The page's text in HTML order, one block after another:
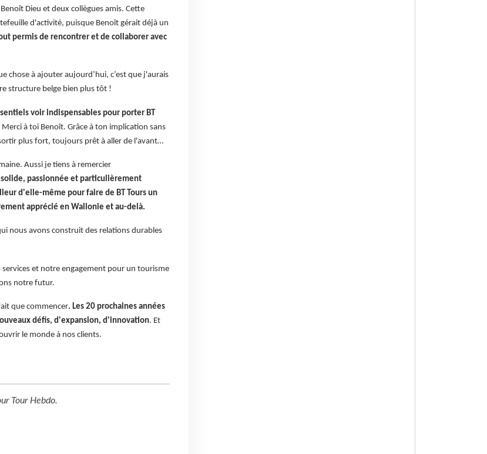
Dieu et deux collègues amis. Cette
d'activité, puisque Benoît gérait déjà un
permis de rencontrer et de collaborer avec
chose à ajouter aujourd’hui, c’est que j'aurais
structure belge bien plus tôt !
voir indispensables pour porter BT
Merci à toi Benoît. Grâce à ton implication sans
plus fort, toujours prêt à aller de l'avant…
Aussi je tiens à remercier
solide, passionnée et particulièrement
d'elle-même pour faire de BT Tours un
apprécié en Wallonie et au-delà.
nous avons construit des relations durables
et notre engagement pour un tourisme
notre futur.
que commencer. Les 20 prochaines années
défis, d'expansion, d'innovation. Et
le monde à nos clients.
Tour Hebdo.